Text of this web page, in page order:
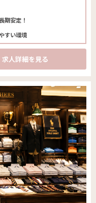
期安定！
すい環境
求人詳細を見る